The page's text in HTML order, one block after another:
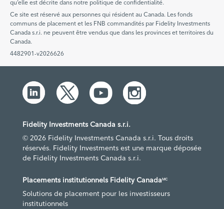
qu’elle est décrite dans notre politique de confidentialité.
Ce site est réservé aux personnes qui résident au Canada. Les fonds
communs de placement et les FNB commandités par Fidelity Investments
Canada s.r.i. ne peuvent être vendus que dans les provinces et territoires du
Canada.
4482901-v2026626
Fidelity Investments Canada s.r.i.
© 2026 Fidelity Investments Canada s.r.i. Tous droits
réservés. Fidelity Investments est une marque déposée
de Fidelity Investments Canada s.r.i.
Placements institutionnels Fidelity CanadaMC
Solutions de placement pour les investisseurs
institutionnels